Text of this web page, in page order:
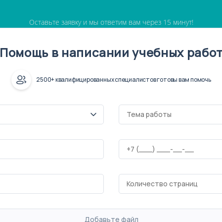
Оставьте заявку и мы ответим вам через 15 минут!
Помощь в написании учебных
2500+ квалифицированных специалистов готовы вам помочь
Добавьте файл